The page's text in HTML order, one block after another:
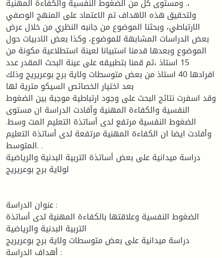
ومستوى كل من الضغوط النفسية والكفاءة المهنية .،
ولتحقيق هذه الاهداف تم الاعتماد على المنهج الوصفي
الارتباطي، وبحثنا الموضوع من جانبه النظري من خلال عرض
بعض الدراسات المشابهة للموضوع، وكذا بعض الادبيات حول
الموضوع وبعدها قدمنا استبيانا لعينة استطلاعية مكونة من
15 استاذ ،ثم قمنا بتطبيقه على عينة البحث المقدر عدد
افرادها 40 استاذ من بعض متوسطات ولاية برج بوعريريج وذلك
بعد اختيار الخصائص السيكو مترية لها
وقد اسفرت نتائج البحث على وجود ارتباطية موجبة بين الضغوط
النفسية والكفاءة المهنية وأفادت الدراسة ان مستوى
الضغوط النفسية مرتفع لدى أساتذة التعليم المت وسط.
وأفادت ايضا ان الكفاءة المهنية مرتفعة لدى أساتذة التعليم
المتوسط. .
دراسة ميدانية على بعض أساتذة التربية البدنية والرياضية
لولاية برج بوعريريج
عنوان الدراسة :
الضغوط النفسية وعلاقتها بالكفاءة المهنية لدى أساتذة
التربية البدنية والرياضية
دراسة ميدانية على بعض متوسطات ولاية برج بوعريريج
أهداف الدراسة :